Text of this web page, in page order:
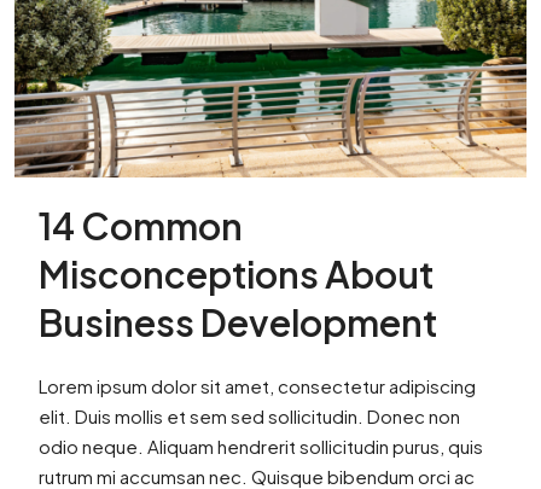
14 Common
Misconceptions About
Business Development
Lorem ipsum dolor sit amet, consectetur adipiscing
elit. Duis mollis et sem sed sollicitudin. Donec non
odio neque. Aliquam hendrerit sollicitudin purus, quis
rutrum mi accumsan nec. Quisque bibendum orci ac